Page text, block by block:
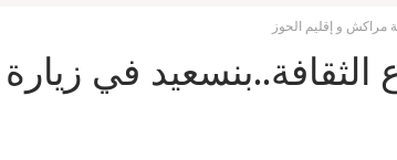
مراكش و إقليم الحوز
في زيارة